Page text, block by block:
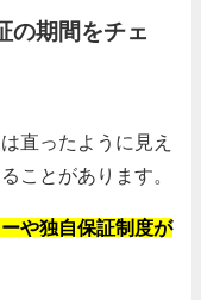
の期間をチェ
直ったように見え
ことがあります。
や独自保証制度が